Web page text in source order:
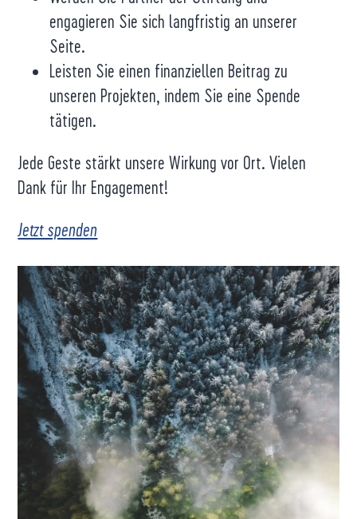
engagieren Sie sich langfristig an unserer
Seite.
Leisten Sie einen finanziellen Beitrag zu
unseren Projekten, indem Sie eine Spende
tätigen.
Jede Geste stärkt unsere Wirkung vor Ort. Vielen
Dank für Ihr Engagement!
Jetzt spenden